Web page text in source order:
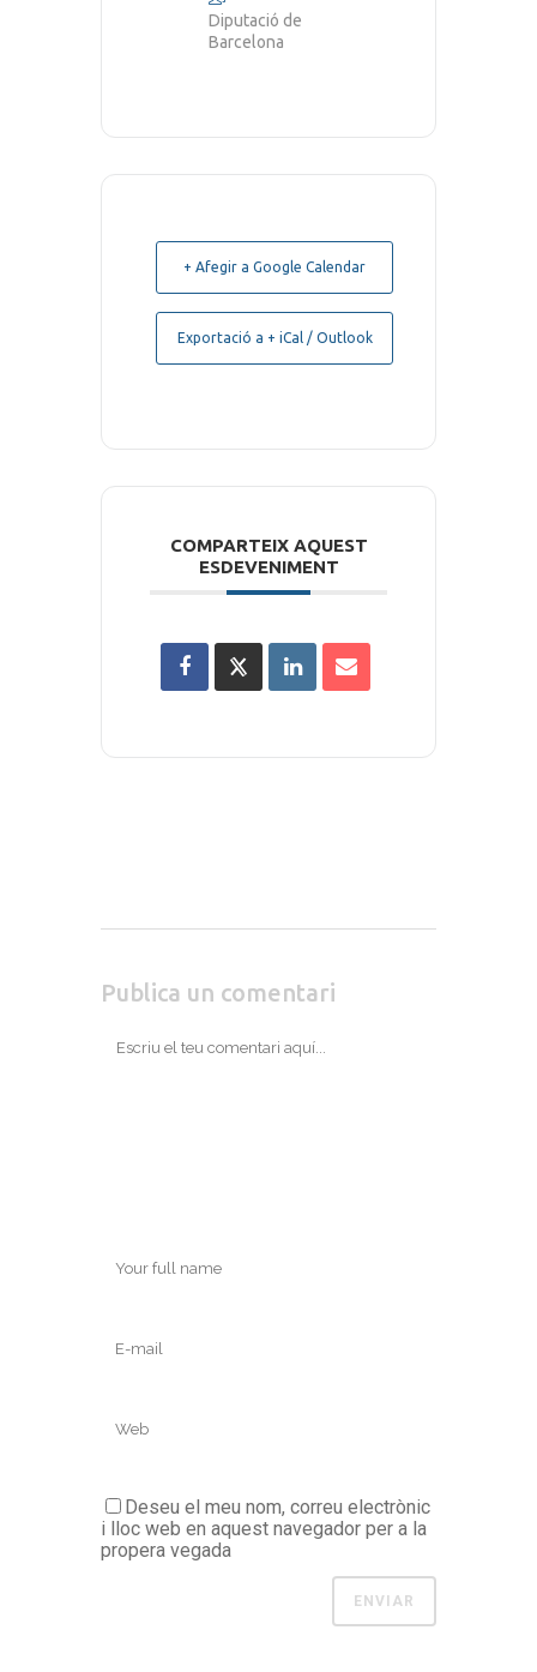
Diputació de
Barcelona
+ Afegir a Google Calendar
Exportació a + iCal / Outlook
COMPARTEIX AQUEST
ESDEVENIMENT
Publica un comentari
Deseu el meu nom, correu electrònic
i lloc web en aquest navegador per a la
propera vegada